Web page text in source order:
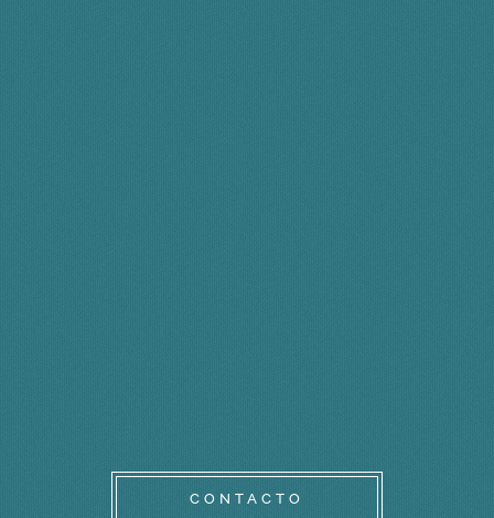
CONTACTO